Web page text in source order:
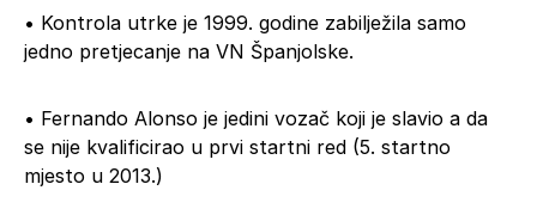
• Kontrola utrke je 1999. godine zabilježila samo
jedno pretjecanje na VN Španjolske.
• Fernando Alonso je jedini vozač koji je slavio a da
se nije kvalificirao u prvi startni red (5. startno
mjesto u 2013.)